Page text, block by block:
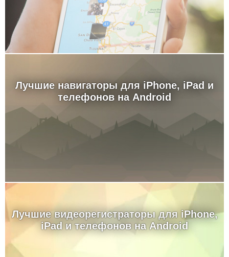
Лучшие навигаторы для iPhone, iPad и
телефонов на Android
Лучшие видеорегистраторы для iPhone,
iPad и телефонов на Android